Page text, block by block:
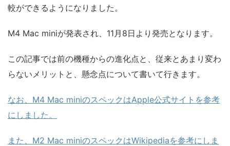
較ができるようになりました。
M4 Mac miniが発表され、11月8日より発売となります。
この記事では前の機種からの進化点と、従来とあまり変わ
らないメリットと、懸念点について書いて行きます。
なお、M4 Mac miniのスペックはApple公式サイトを参考
にしました。
また、M2 Mac miniのスペックはWikipediaを参考にしま